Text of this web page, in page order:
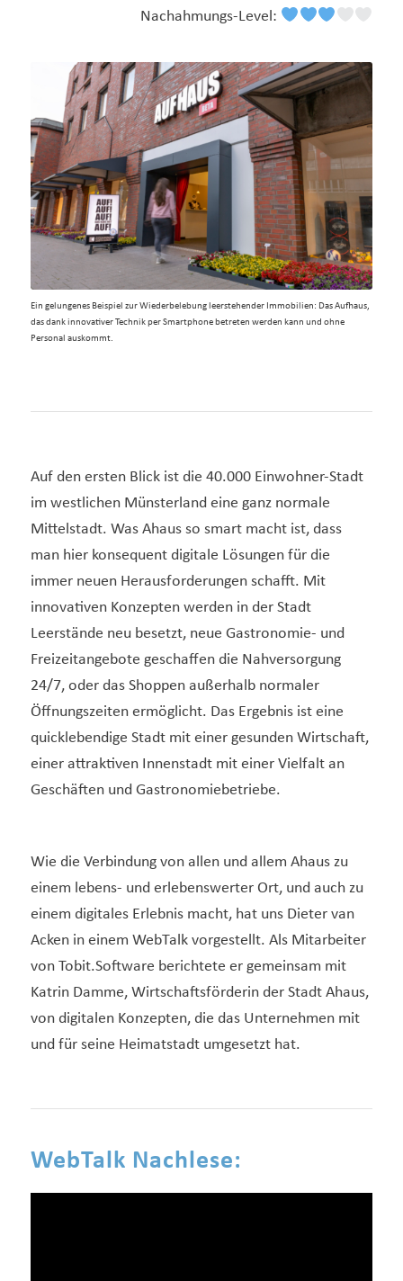
Nachahmungs-Level:
Ein gelungenes Beispiel zur Wiederbelebung leerstehender Immobilien: Das Aufhaus,
das dank innovativer Technik per Smartphone betreten werden kann und ohne
Personal auskommt.
Auf den ersten Blick ist die 40.000 Einwohner-Stadt
im westlichen Münsterland eine ganz normale
Mittelstadt. Was Ahaus so smart macht ist, dass
man hier konsequent digitale Lösungen für die
immer neuen Herausforderungen schafft. Mit
innovativen Konzepten werden in der Stadt
Leerstände neu besetzt, neue Gastronomie- und
Freizeitangebote geschaffen die Nahversorgung
24/7, oder das Shoppen außerhalb normaler
Öffnungszeiten ermöglicht. Das Ergebnis ist eine
quicklebendige Stadt mit einer gesunden Wirtschaft,
einer attraktiven Innenstadt mit einer Vielfalt an
Geschäften und Gastronomiebetriebe.
Wie die Verbindung von allen und allem Ahaus zu
einem lebens- und erlebenswerter Ort, und auch zu
einem digitales Erlebnis macht, hat uns Dieter van
Acken in einem WebTalk vorgestellt. Als Mitarbeiter
von Tobit.Software berichtete er gemeinsam mit
Katrin Damme, Wirtschaftsförderin der Stadt Ahaus,
von digitalen Konzepten, die das Unternehmen mit
und für seine Heimatstadt umgesetzt hat.
WebTalk Nachlese: